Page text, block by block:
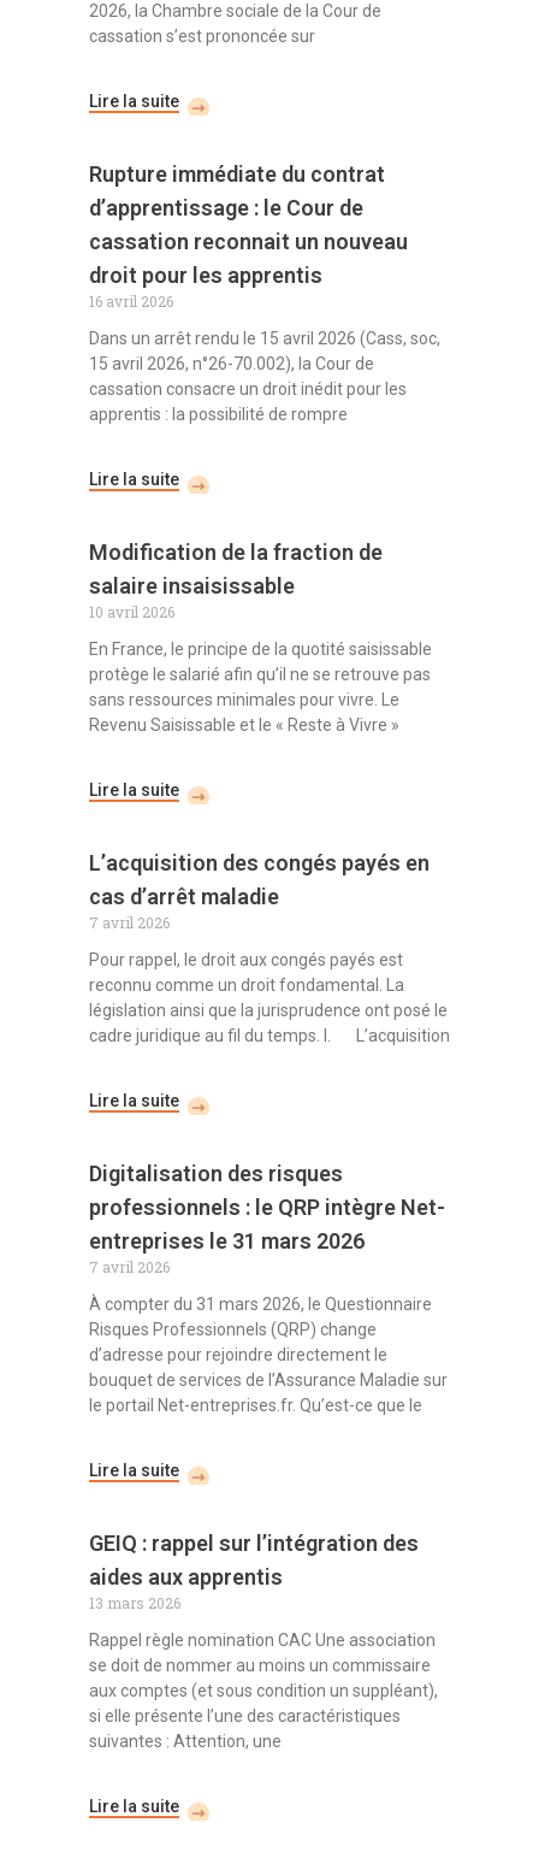
2026, la Chambre sociale de la Cour de
cassation s’est prononcée sur
Lire la suite
Rupture immédiate du contrat
d’apprentissage : le Cour de
cassation reconnait un nouveau
droit pour les apprentis
16 avril 2026
Dans un arrêt rendu le 15 avril 2026 (Cass, soc,
15 avril 2026, n°26-70.002), la Cour de
cassation consacre un droit inédit pour les
apprentis : la possibilité de rompre
Lire la suite
Modification de la fraction de
salaire insaisissable
10 avril 2026
En France, le principe de la quotité saisissable
protège le salarié afin qu’il ne se retrouve pas
sans ressources minimales pour vivre. Le
Revenu Saisissable et le « Reste à Vivre »
Lire la suite
L’acquisition des congés payés en
cas d’arrêt maladie
7 avril 2026
Pour rappel, le droit aux congés payés est
reconnu comme un droit fondamental. La
législation ainsi que la jurisprudence ont posé le
cadre juridique au fil du temps. I. L’acquisition
Lire la suite
Digitalisation des risques
professionnels : le QRP intègre Net-
entreprises le 31 mars 2026
7 avril 2026
À compter du 31 mars 2026, le Questionnaire
Risques Professionnels (QRP) change
d’adresse pour rejoindre directement le
bouquet de services de l’Assurance Maladie sur
le portail Net-entreprises.fr. Qu’est-ce que le
Lire la suite
GEIQ : rappel sur l’intégration des
aides aux apprentis
13 mars 2026
Rappel règle nomination CAC Une association
se doit de nommer au moins un commissaire
aux comptes (et sous condition un suppléant),
si elle présente l’une des caractéristiques
suivantes : Attention, une
Lire la suite